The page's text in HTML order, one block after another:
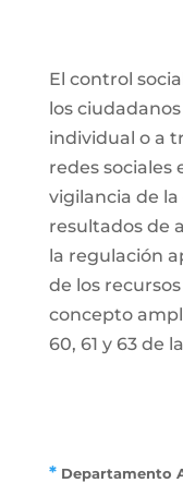
El control
los
individual o a
redes sociales
vigilancia de
resultados de
la regulación
de los
concepto
60, 61 y 63 de
*Departamento